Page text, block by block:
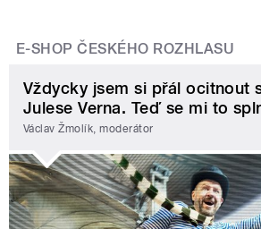
E-SHOP ČESKÉHO ROZHLASU
Vždycky jsem si přál ocitnout
Julese Verna. Teď se mi to
Václav Žmolík, moderátor